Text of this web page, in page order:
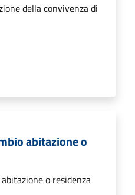
della convivenza di
abitazione o
o residenza